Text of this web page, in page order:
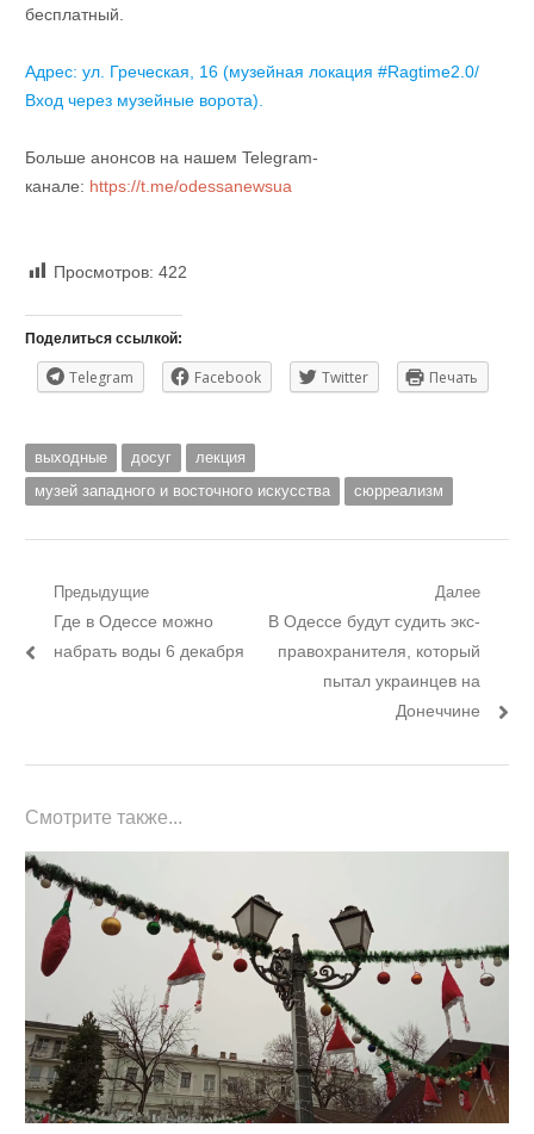
бесплатный.
Адрес: ул. Греческая, 16 (музейная локация #Ragtime2.0/
Вход через музейные ворота).
Больше анонсов на нашем Telegram-
канале: https://t.me/odessanewsua
Просмотров: 422
Поделиться ссылкой:
Telegram Facebook Twitter Печать
выходные досуг
лекция
музей западного и восточного искусства
сюрреализм
Навигация
по
Предыдущие
Предыдущий
пост:
Где в Одессе можно
набрать воды 6 декабря
Далее
Следующий
пост:
В Одессе будут судить экс-
правохранителя, который
пытал украинцев на
Донеччине
Смотрите также...